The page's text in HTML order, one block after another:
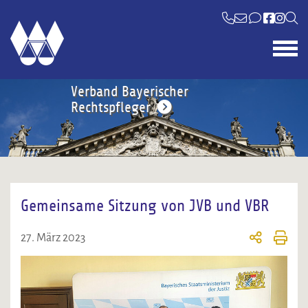
Verband Bayerischer
Rechtspfleger
Gemeinsame Sitzung von JVB und VBR
27. März 2023